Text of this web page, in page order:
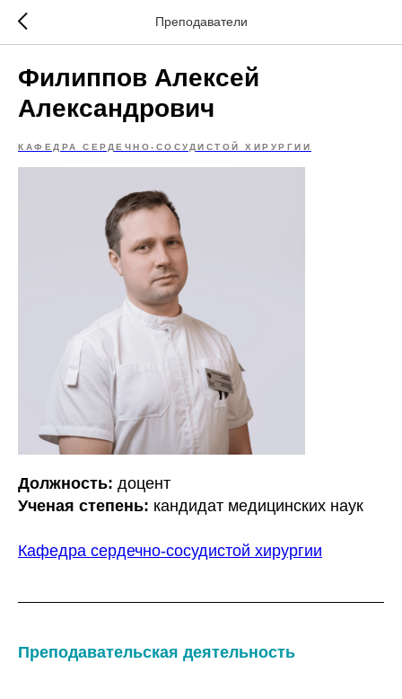
Преподаватели
Филиппов Алексей
Александрович
КАФЕДРА СЕРДЕЧНО-СОСУДИСТОЙ ХИРУРГИИ
Должность: доцент
Ученая степень: кандидат медицинских наук
Кафедра сердечно-сосудистой хирургии
Преподавательская деятельность